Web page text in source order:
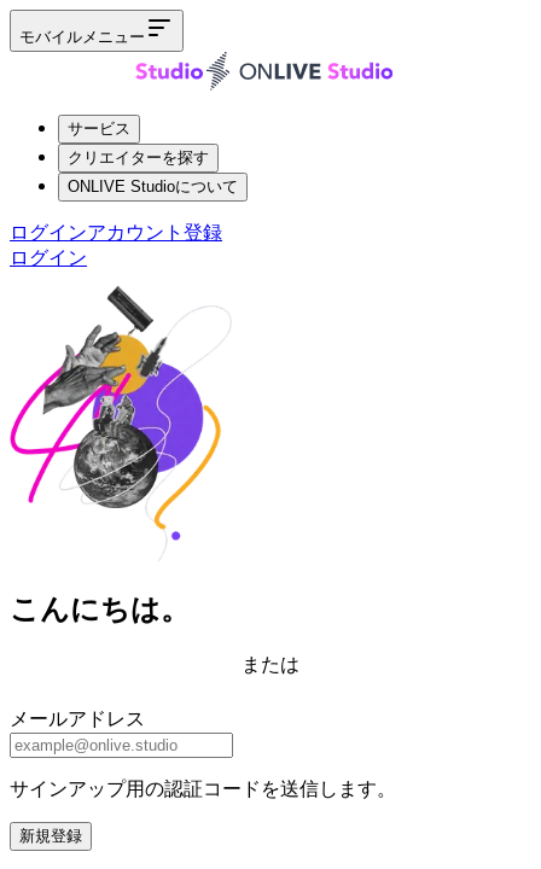
モバイルメニュー
サービス
クリエイターを探す
ONLIVE Studioについて
ログインアカウント登録
ログイン
こんにちは。
または
メールアドレス
サインアップ用の認証コードを送信します。
新規登録